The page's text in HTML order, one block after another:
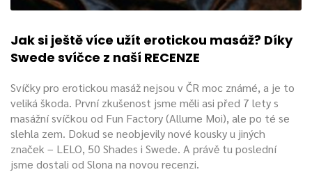
Jak si ještě více užít erotickou masáž? Díky
Swede svíčce z naší RECENZE
Svíčky pro erotickou masáž nejsou v ČR moc známé, a je to
veliká škoda. První zkušenost jsme měli asi před 7 lety s
masážní svíčkou od Fun Factory (Allume Moi), ale po té se
slehla zem. Dokud se neobjevily nové kousky u jiných
značek – LELO, 50 Shades i Swede. A právě tu poslední
jsme dostali od Slona na novou recenzi.